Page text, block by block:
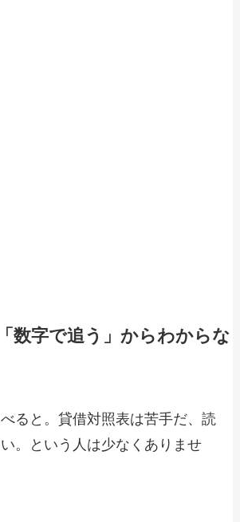
数字で追う」からわからな
ると。貸借対照表は苦手だ、読
。という人は少なくありませ